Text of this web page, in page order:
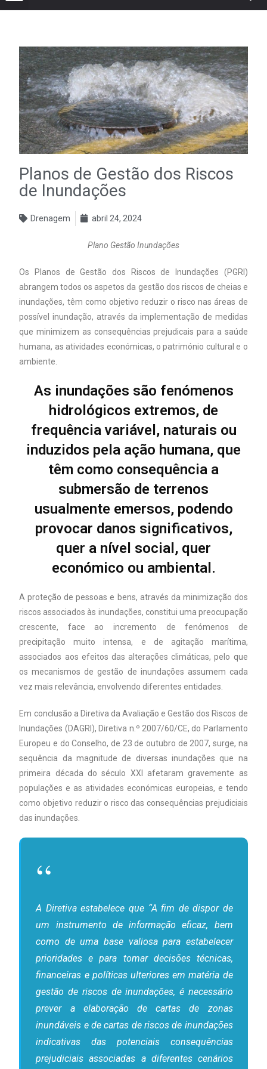
Planos de Gestão dos Riscos
de Inundações
Drenagem abril 24, 2024
Plano Gestão Inundações
Os Planos de Gestão dos Riscos de Inundações (PGRI)
abrangem todos os aspetos da gestão dos riscos de cheias e
inundações, têm como objetivo reduzir o risco nas áreas de
possível inundação, através da implementação de medidas
que minimizem as consequências prejudicais para a saúde
humana, as atividades económicas, o património cultural e o
ambiente.
As inundações são fenómenos
hidrológicos extremos, de
frequência variável, naturais ou
induzidos pela ação humana, que
têm como consequência a
submersão de terrenos
usualmente emersos, podendo
provocar danos significativos,
quer a nível social, quer
económico ou ambiental.
A proteção de pessoas e bens, através da minimização dos
riscos associados às inundações, constitui uma preocupação
crescente, face ao incremento de fenómenos de
precipitação muito intensa, e de agitação marítima,
associados aos efeitos das alterações climáticas, pelo que
os mecanismos de gestão de inundações assumem cada
vez mais relevância, envolvendo diferentes entidades.
Em conclusão a Diretiva da Avaliação e Gestão dos Riscos de
Inundações (DAGRI), Diretiva n.º 2007/60/CE, do Parlamento
Europeu e do Conselho, de 23 de outubro de 2007, surge, na
sequência da magnitude de diversas inundações que na
primeira década do século XXI afetaram gravemente as
populações e as atividades económicas europeias, e tendo
como objetivo reduzir o risco das consequências prejudiciais
das inundações.
A Diretiva estabelece que “A fim de dispor de
um instrumento de informação eficaz, bem
como de uma base valiosa para estabelecer
prioridades e para tomar decisões técnicas,
financeiras e políticas ulteriores em matéria de
gestão de riscos de inundações, é necessário
prever a elaboração de cartas de zonas
inundáveis e de cartas de riscos de inundações
indicativas das potenciais consequências
prejudiciais associadas a diferentes cenários